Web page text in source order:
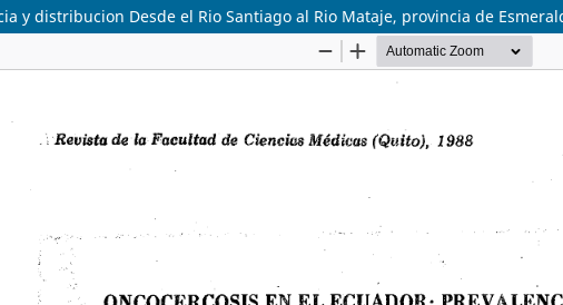
y distribucion Desde el Rio Santiago al Rio Mataje, provincia de